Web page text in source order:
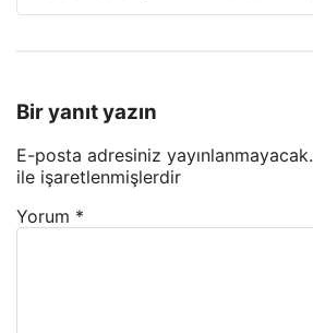
Bir yanıt yazın
E-posta adresiniz yayınlanmayacak.
ile işaretlenmişlerdir
Yorum *